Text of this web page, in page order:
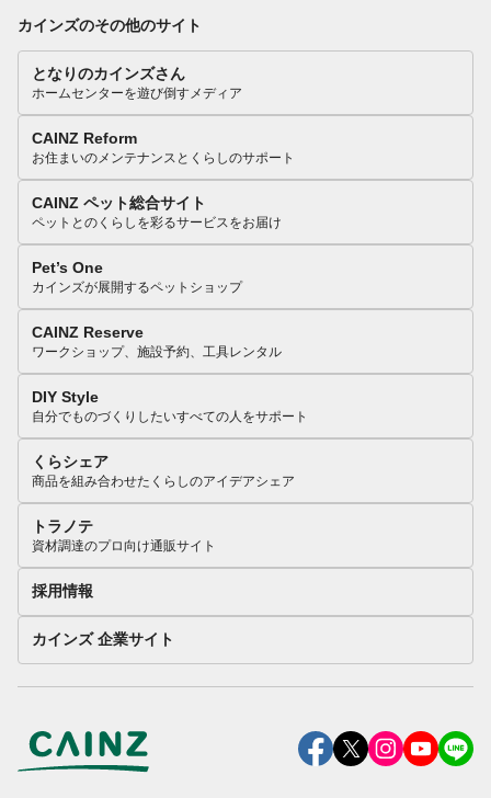
カインズのその他のサイト
となりのカインズさん
ホームセンターを遊び倒すメディア
CAINZ Reform
お住まいのメンテナンスとくらしのサポート
CAINZ ペット総合サイト
ペットとのくらしを彩るサービスをお届け
Pet’s One
カインズが展開するペットショップ
CAINZ Reserve
ワークショップ、施設予約、工具レンタル
DIY Style
自分でものづくりしたいすべての人をサポート
くらシェア
商品を組み合わせたくらしのアイデアシェア
トラノテ
資材調達のプロ向け通販サイト
採用情報
カインズ 企業サイト